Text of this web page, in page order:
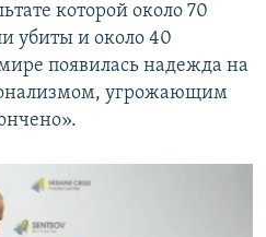
которой около 70
убиты и около 40
появилась надежда на
угрожающим